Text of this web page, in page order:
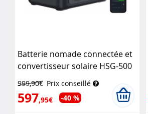
Batterie nomade connectée et
convertisseur solaire HSG-500
onduleur – 614,4 Wh
999,90€ Prix conseillé
597,95€ -40 %